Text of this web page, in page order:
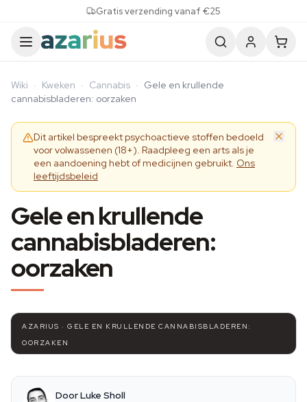
Gratis verzending vanaf €25
Wiki · Kweken · Cannabis · Gele en krullende
cannabisbladeren: oorzaken
Dit artikel bespreekt psychoactieve stoffen bedoeld
voor volwassenen (18+). Raadpleeg een arts als je
een aandoening hebt of medicijnen gebruikt. Ons
leeftijdsbeleid
Gele en krullende
cannabisbladeren:
oorzaken
AZARIUS · GELE EN KRULLENDE CANNABISBLADEREN:
OORZAKEN
Door Luke Sholl